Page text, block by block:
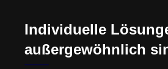
Individuelle
außergewöhnlich